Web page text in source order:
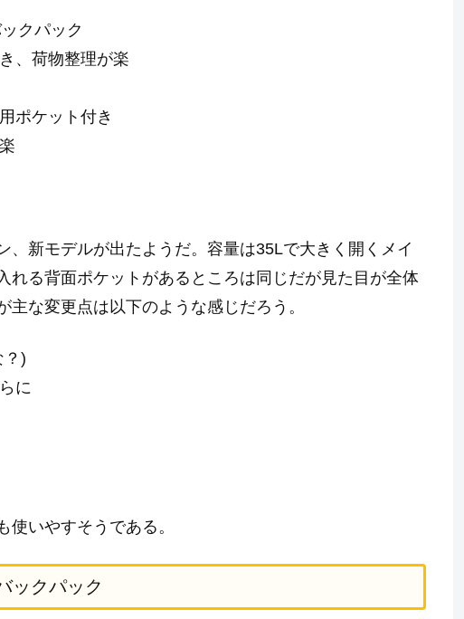
クパック
、荷物整理が楽
ポケット付き
、新モデルが出たようだ。容量は35Lで大きく開くメイ
れる背面ポケットがあるところは同じだが見た目が全体
な変更点は以下のような感じだろう。
？)
に
いやすそうである。
ックパック